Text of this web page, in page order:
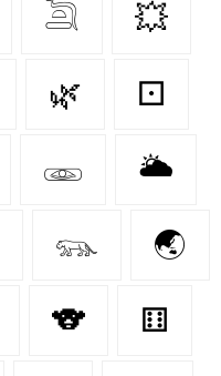
𓆖 💥
🌿 ⚀
𓁾 🌥️
𓃮 🌏
🐨 ⚅